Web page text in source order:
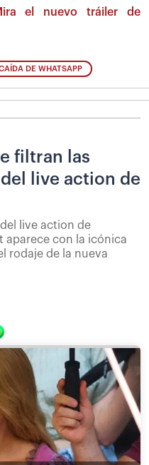
el nuevo tráiler de
DE WHATSAPP
filtran las
live action de
live action de
aparece con la icónica
rodaje de la nueva